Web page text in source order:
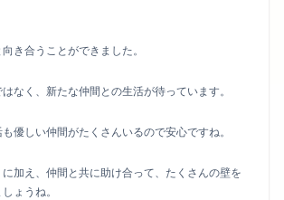
き合うことができました。
なく、新たな仲間との生活が待っています。
優しい仲間がたくさんいるので安心ですね。
加え、仲間と共に助け合って、たくさんの壁を
ょうね。